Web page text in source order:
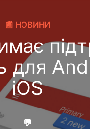
📰 НОВИНИ
для
iOS
💬